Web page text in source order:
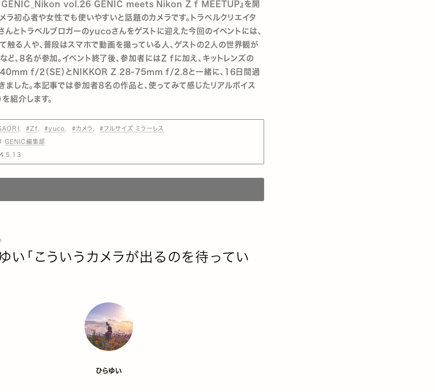
#GENIC_Nikon vol.26 GENIC meets Nikon Z f MEETUP』を開
ラ初心者や女性でも使いやすいと話題のカメラです。トラベルクリエイタ
とトラベルブロガーのyucoさんをゲストに迎えた今回のイベントには、
触る人や、普段はスマホで動画を撮っている人、ゲストの2人の世界観が
ど、8名が参加。イベント終了後、参加者にはZ fに加え、キットレンズの
f/2（SE）とNIKKOR Z 28-75mm f/2.8と一緒に、16日間過
ました。本記事では参加者8名の作品と、使ってみて感じたリアルボイス
紹介します。
#Zf #yuco #カメラ #フルサイズ ミラーレス
GENIC編集部
い「こういうカメラが出るのを待ってい
ひらゆい